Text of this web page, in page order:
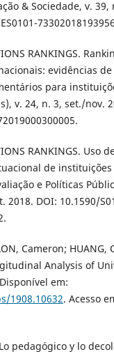
& Sociedade, v.
RANKINGS.
evidências de
para
v. 24, n. 3, set./nov.
RANKINGS. Uso
de
e Políticas
2018. DOI: 10.1590/
Cameron; HUANG,
Analysis of
em:
1908.10632. Acesso
pedagógico y lo